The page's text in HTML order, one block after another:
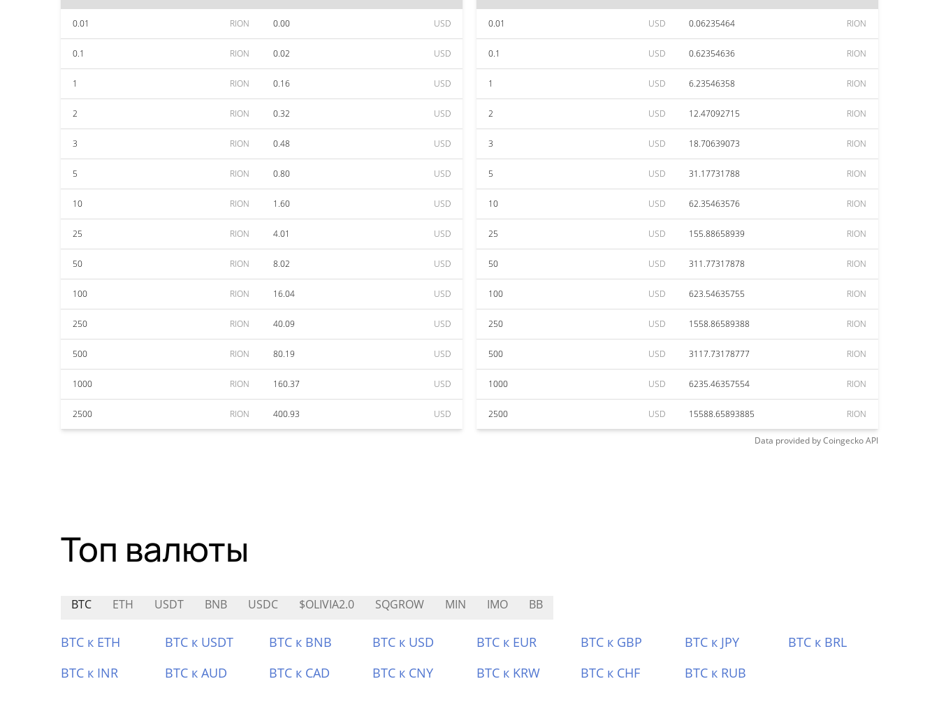
0.01 RION 0.00 USD
0.1 RION 0.02 USD
1 RION 0.16 USD
2 RION 0.32 USD
3 RION 0.48 USD
5 RION 0.80 USD
10 RION 1.60 USD
25 RION 4.01 USD
50 RION 8.02 USD
100 RION 16.04 USD
250 RION 40.09 USD
500 RION 80.19 USD
1000 RION 160.37 USD
2500 RION 400.93 USD
0.01 USD 0.06235464 RION
0.1 USD 0.62354636 RION
1 USD 6.23546358 RION
2 USD 12.47092715 RION
3 USD 18.70639073 RION
5 USD 31.17731788 RION
10 USD 62.35463576 RION
25 USD 155.88658939 RION
50 USD 311.77317878 RION
100 USD 623.54635755 RION
250 USD 1558.86589388 RION
500 USD 3117.73178777 RION
1000 USD 6235.46357554 RION
2500 USD 15588.65893885 RION
Data provided byCoingeckoAPI
Топ валюты
BTC ETH USDT BNB USDC $OLIVIA2.0 SQGROW MIN IMO BB
BTC к ETH BTC к USDT BTC к BNB BTC к USD BTC к EUR BTC к GBP BTC к JPY
BTC к BRL
BTC к INR
BTC к AUD BTC к CAD BTC к CNY BTC к KRW BTC к CHF BTC к RUB